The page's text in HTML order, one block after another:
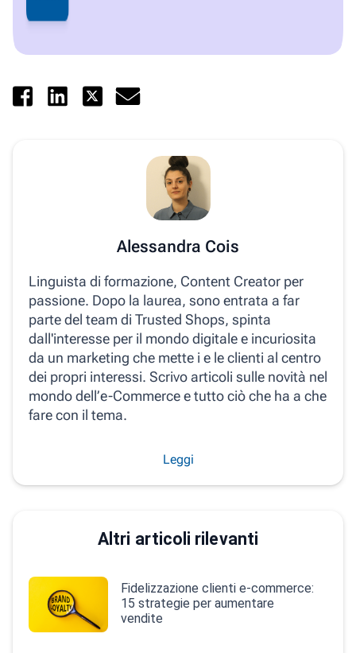
Alessandra Cois
Linguista di formazione, Content Creator per
passione. Dopo la laurea, sono entrata a far
parte del team di Trusted Shops, spinta
dall'interesse per il mondo digitale e incuriosita
da un marketing che mette i e le clienti al centro
dei propri interessi. Scrivo articoli sulle novità nel
mondo dell’e-Commerce e tutto ciò che ha a che
fare con il tema.
Leggi
Altri articoli rilevanti
Fidelizzazione clienti e-commerce:
15 strategie per aumentare
vendite